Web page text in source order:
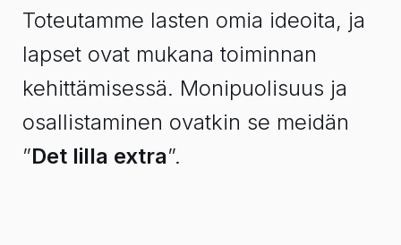
Toteutamme lasten omia ideoita, ja
lapset ovat mukana toiminnan
kehittämisessä. Monipuolisuus ja
osallistaminen ovatkin se meidän
”Det lilla extra”.